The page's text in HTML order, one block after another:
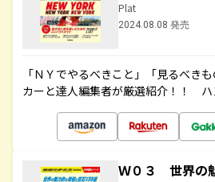
Plat
2024.08.08 発売
「ＮＹでやるべきこと」「見るべき
カーと達人編集者が厳選紹介！！ ハ
Ｗ０３ 世界の